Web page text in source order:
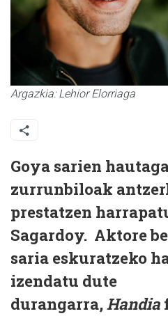
Argazkia: Lehior Elorriaga
Goya sarien
zurrunbiloak
prestatzen
Sagardoy. Aktore
saria eskuratzeko
izendatu dute
durangarra,Handia